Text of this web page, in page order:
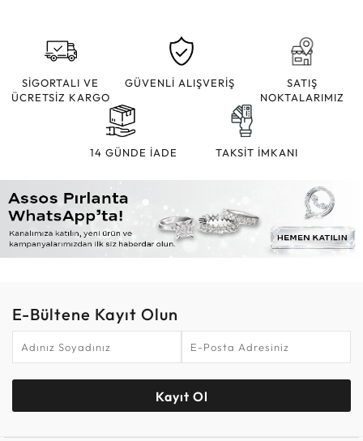
SİGORTALI VE
ÜCRETSİZ KARGO
GÜVENLİ ALIŞVERİŞ
SATIŞ
NOKTALARIMIZ
14 GÜNDE İADE TAKSİT İMKANI
E-Bültene Kayıt Olun
Kayıt Ol